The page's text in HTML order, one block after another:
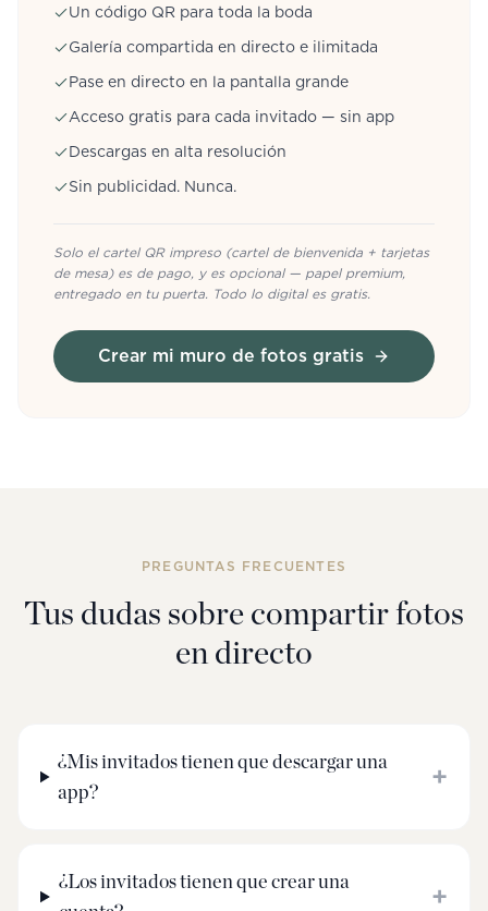
Un código QR para toda la boda
Galería compartida en directo e ilimitada
Pase en directo en la pantalla grande
Acceso gratis para cada invitado — sin app
Descargas en alta resolución
Sin publicidad. Nunca.
Solo el cartel QR impreso (cartel de bienvenida + tarjetas
de mesa) es de pago, y es opcional — papel premium,
entregado en tu puerta. Todo lo digital es gratis.
Crear mi muro de fotos gratis
PREGUNTAS FRECUENTES
Tus dudas sobre compartir fotos
en directo
¿Mis invitados tienen que descargar una
app?
+
¿Los invitados tienen que crear una
+